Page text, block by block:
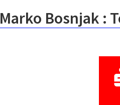
Marko Bosnjak :